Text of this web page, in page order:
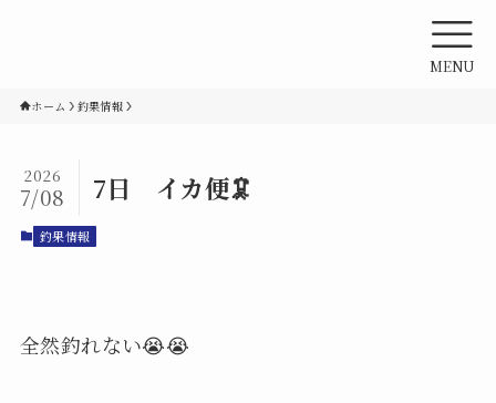
MENU
ホーム 釣果情報
7日 イカ便🦑
2026
7/08
釣果情報
全然釣れない😭😭